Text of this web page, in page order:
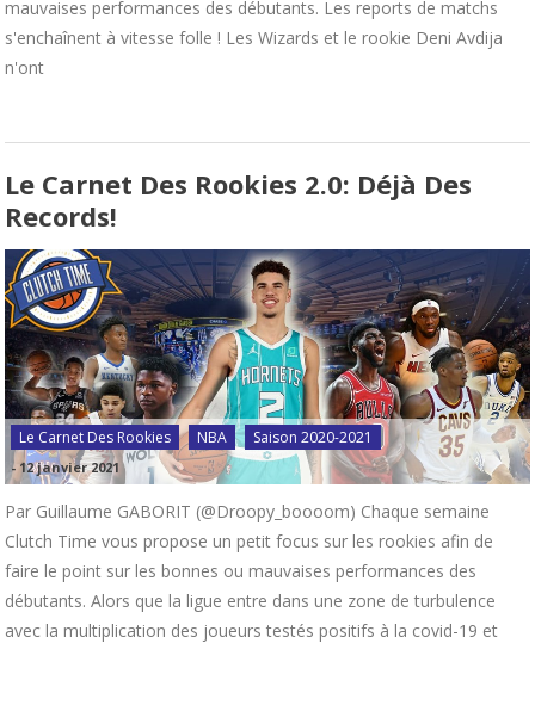
mauvaises performances des débutants. Les reports de matchs
s'enchaînent à vitesse folle ! Les Wizards et le rookie Deni Avdija
n'ont
Le Carnet Des Rookies 2.0: Déjà Des
Records!
Le Carnet Des Rookies NBA Saison 2020-2021
- 12 janvier 2021
Par Guillaume GABORIT (@Droopy_boooom) Chaque semaine
Clutch Time vous propose un petit focus sur les rookies afin de
faire le point sur les bonnes ou mauvaises performances des
débutants. Alors que la ligue entre dans une zone de turbulence
avec la multiplication des joueurs testés positifs à la covid-19 et